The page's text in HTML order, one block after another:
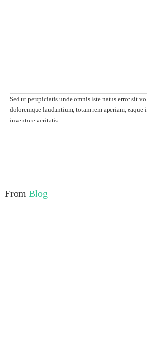
Sed ut perspiciatis unde omnis iste natus error sit
doloremque laudantium, totam rem aperiam, eaque
inventore veritatis
From Blog